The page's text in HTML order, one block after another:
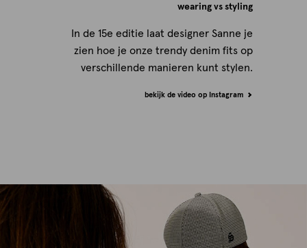
wearing vs styling
In de 15e editie laat designer Sanne je
zien hoe je onze trendy denim fits op
verschillende manieren kunt stylen.
bekijk de video op Instagram